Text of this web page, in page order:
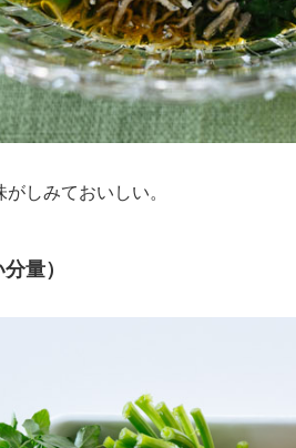
しみておいしい。
量）